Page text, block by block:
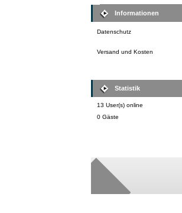
Informationen
Datenschutz
Versand und Kosten
Statistik
13 User(s) online
0 Gäste